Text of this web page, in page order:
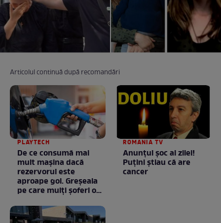
Articolul continuă după recomandări
PLAYTECH
De ce consumă mai
mult mașina dacă
rezervorul este
aproape gol. Greșeala
pe care mulți șoferi o
ROMANIA TV
Anunţul şoc al zilei!
Puţini ştiau că are
cancer